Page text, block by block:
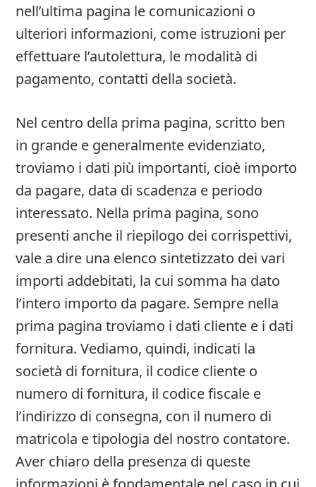
nell’ultima pagina le comunicazioni o
ulteriori informazioni, come istruzioni per
effettuare l’autolettura, le modalità di
pagamento, contatti della società.
Nel centro della prima pagina, scritto ben
in grande e generalmente evidenziato,
troviamo i dati più importanti, cioè importo
da pagare, data di scadenza e periodo
interessato. Nella prima pagina, sono
presenti anche il riepilogo dei corrispettivi,
vale a dire una elenco sintetizzato dei vari
importi addebitati, la cui somma ha dato
l’intero importo da pagare. Sempre nella
prima pagina troviamo i dati cliente e i dati
fornitura. Vediamo, quindi, indicati la
società di fornitura, il codice cliente o
numero di fornitura, il codice fiscale e
l’indirizzo di consegna, con il numero di
matricola e tipologia del nostro contatore.
Aver chiaro della presenza di queste